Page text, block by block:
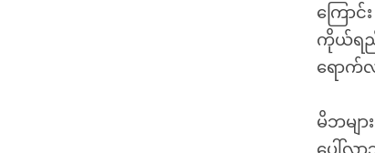
ကြော
ကိုယ်ရည်
ရောက်
မိဘမျ